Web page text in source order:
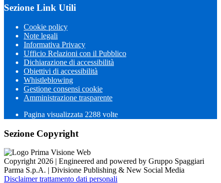
Sezione Link Utili
Cookie policy
Note legali
Informativa Privacy
Ufficio Relazioni con il Pubblico
Dichiarazione di accessibilità
Obiettivi di accessibilità
Whistleblowing
Gestione consensi cookie
Amministrazione trasparente
Pagina visualizzata 2288 volte
Sezione Copyright
Copyright 2026 | Engineered and powered by Gruppo Spaggiari
Parma S.p.A. | Divisione Publishing & New Social Media
Disclaimer trattamento dati personali